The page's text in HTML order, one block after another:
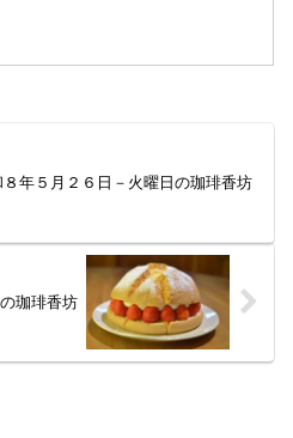
８年５月２６日－火曜日の珈琲香坊
珈琲香坊